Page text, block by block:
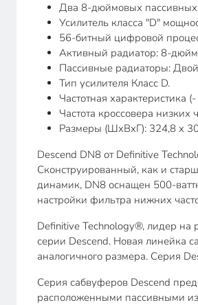
Два 8-дюймовых пассивных
Усилитель класса "D"
56-битный цифровой
Активный радиатор: 8-
Пассивные радиаторы:
Тип усилителя Класс D.
Частотная характеристика
Частота кроссовера низких
Размеры (ШхВхГ): 324,8 x
Descend DN8 от Definitive
Сконструированный, как и
динамик, DN8 оснащен 500-
настройки фильтра нижних
Definitive Technology®, лидер на
серии Descend. Новая линейка
аналогичного размера. Серия
Серия сабвуферов Descend
расположенными пассивными